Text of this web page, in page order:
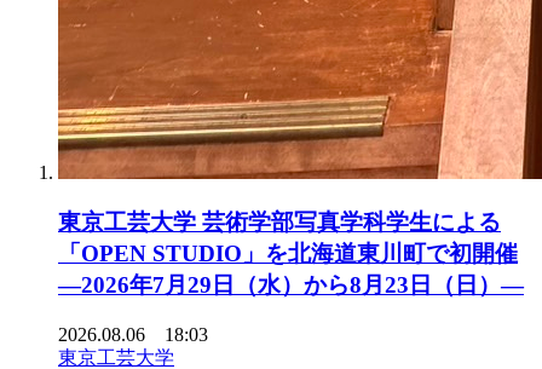
東京工芸大学 芸術学部写真学科学生による
「OPEN STUDIO」を北海道東川町で初開催
―2026年7月29日（水）から8月23日（日）―
2026.08.06 18:03
東京工芸大学